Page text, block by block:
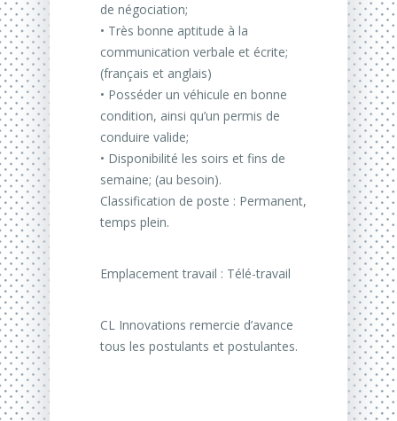
de négociation;
• Très bonne aptitude à la
communication verbale et écrite;
(français et anglais)
• Posséder un véhicule en bonne
condition, ainsi qu’un permis de
conduire valide;
• Disponibilité les soirs et fins de
semaine; (au besoin).
Classification de poste : Permanent,
temps plein.
Emplacement travail : Télé-travail
CL Innovations remercie d’avance
tous les postulants et postulantes.